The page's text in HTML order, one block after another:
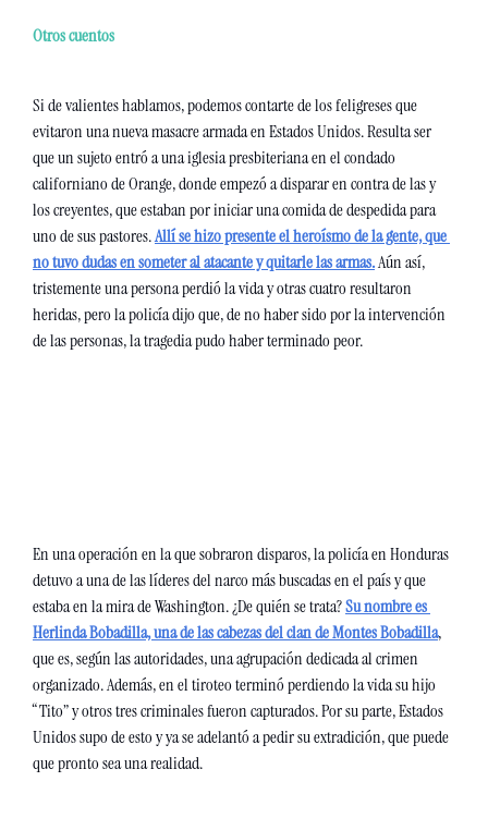
Otros cuentos
Si de valientes hablamos, podemos contarte de los feligreses que
evitaron una nueva masacre armada en Estados Unidos. Resulta ser
que un sujeto entró a una iglesia presbiteriana en el condado
californiano de Orange, donde empezó a disparar en contra de las y
los creyentes, que estaban por iniciar una comida de despedida para
uno de sus pastores. Allí se hizo presente el heroísmo de la gente, que
no tuvo dudas en someter al atacante y quitarle las armas. Aún así,
tristemente una persona perdió la vida y otras cuatro resultaron
heridas, pero la policía dijo que, de no haber sido por la intervención
de las personas, la tragedia pudo haber terminado peor.
En una operación en la que sobraron disparos, la policía en Honduras
detuvo a una de las líderes del narco más buscadas en el país y que
estaba en la mira de Washington. ¿De quién se trata? Su nombre es
Herlinda Bobadilla, una de las cabezas del clan de Montes Bobadilla,
que es, según las autoridades, una agrupación dedicada al crimen
organizado. Además, en el tiroteo terminó perdiendo la vida su hijo
“Tito” y otros tres criminales fueron capturados. Por su parte, Estados
Unidos supo de esto y ya se adelantó a pedir su extradición, que puede
que pronto sea una realidad.